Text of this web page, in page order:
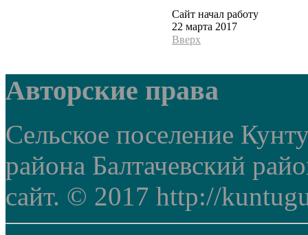
Сайт начал работу
22 марта 2017
Вверх
Авторские права
Сельское поселение
района Балтачевский
сайт. © 2017 http://